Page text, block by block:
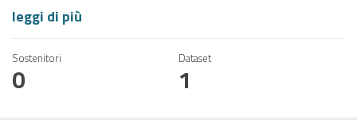
leggi di più
Sostenitori
0
Dataset
1